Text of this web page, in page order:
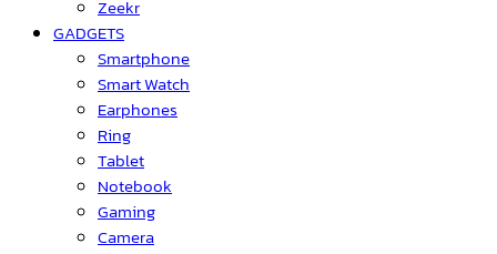
Zeekr
GADGETS
Smartphone
Smart Watch
Earphones
Ring
Tablet
Notebook
Gaming
Camera